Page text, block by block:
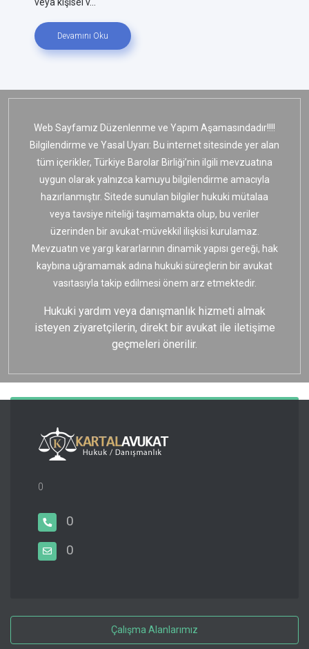
Devamını Oku
Web Sayfamız Düzenlenme ve Yapım Aşamasındadır!!!!
Bilgilendirme ve Yasal Uyarı: Bu internet sitesinde yer alan
tüm içerikler, Türkiye Barolar Birliği’nin ilgili mevzuatına
uygun olarak yalnızca kamuyu bilgilendirme amacıyla
hazırlanmıştır. Sitede sunulan bilgiler hukuki mütalaa
veya tavsiye niteliği taşımamakta olup, bu veriler
üzerinden bir avukat-müvekkil ilişkisi kurulamaz.
Mevzuatın ve yargı kararlarının dinamik yapısı gereği, hak
kaybına uğramamak adına hukuki süreçlerin bir avukat
vasıtasıyla takip edilmesi önem arz etmektedir.
Hukuki yardım veya danışmanlık hizmeti almak
isteyen ziyaretçilerin, direkt bir avukat ile iletişime
geçmeleri önerilir.
0
0
0
Çalışma Alanlarımız